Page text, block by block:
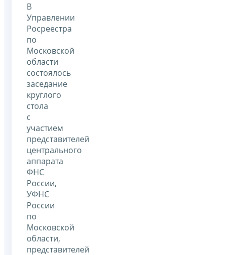
В
Управлении
Росреестра
по
Московской
области
состоялось
заседание
круглого
стола
с
участием
представителей
центрального
аппарата
ФНС
России,
УФНС
России
по
Московской
области,
представителей